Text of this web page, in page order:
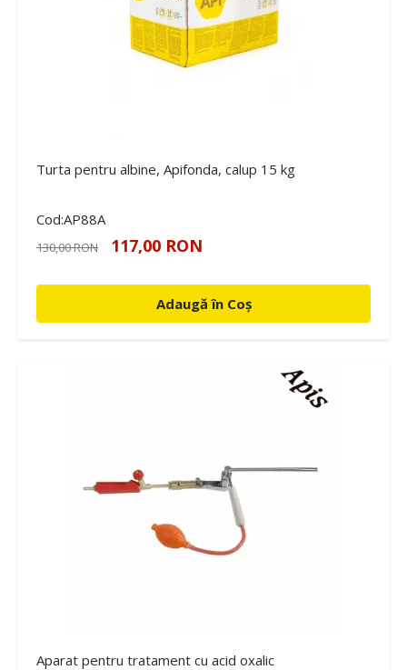
Turta pentru albine, Apifonda, calup 15 kg
Cod:AP88A
130,00 RON 117,00 RON
Adaugă în Coș
Aparat pentru tratament cu acid oxalic